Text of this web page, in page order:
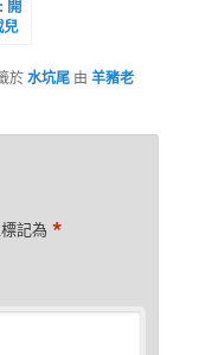
開
兒
於水坑尾 由羊豬老
記為*